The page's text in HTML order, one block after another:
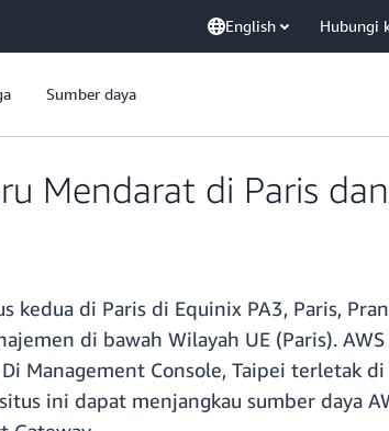
English Hubungi
Sumber daya
Mendarat di Paris
kedua di Paris di Equinix PA3, Paris,
di bawah Wilayah UE (Paris).
Management Console, Taipei terletak
ini dapat menjangkau sumber daya